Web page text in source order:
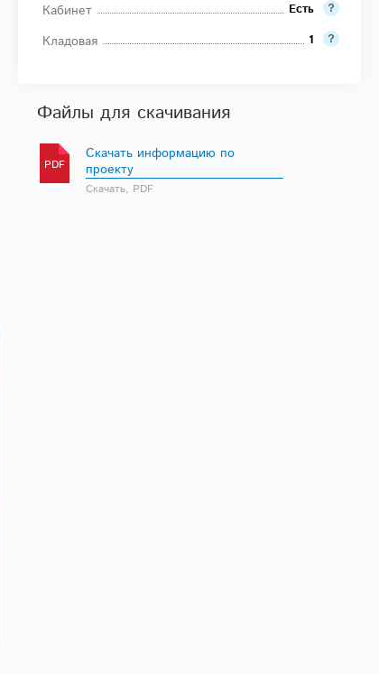
Кабинет Есть
Кладовая 1
Файлы для скачивания
PDF
Скачать информацию по
проекту
Скачать, PDF